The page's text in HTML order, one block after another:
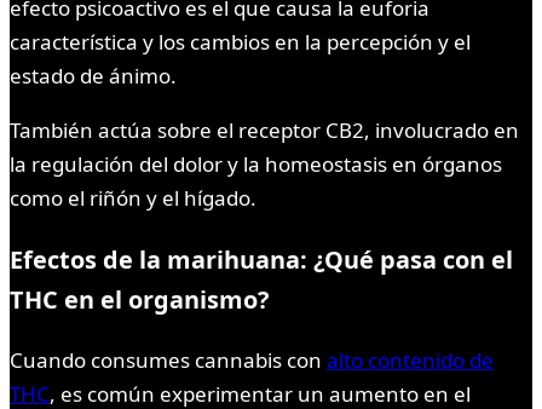
efecto psicoactivo es el que causa la euforia
característica y los cambios en la percepción y el
estado de ánimo.
También actúa sobre el receptor CB2, involucrado en
la regulación del dolor y la homeostasis en órganos
como el riñón y el hígado.
Efectos de la marihuana: ¿Qué pasa con el
THC en el organismo?
Cuando consumes cannabis con alto contenido de
THC, es común experimentar un aumento en el